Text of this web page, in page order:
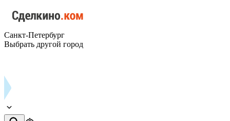
Санкт-Петербург
Выбрать другой город